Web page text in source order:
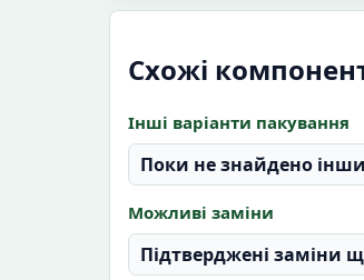
Схожі
Інші варіанти пакування
Поки не знайдено
Можливі заміни
Підтверджені заміни